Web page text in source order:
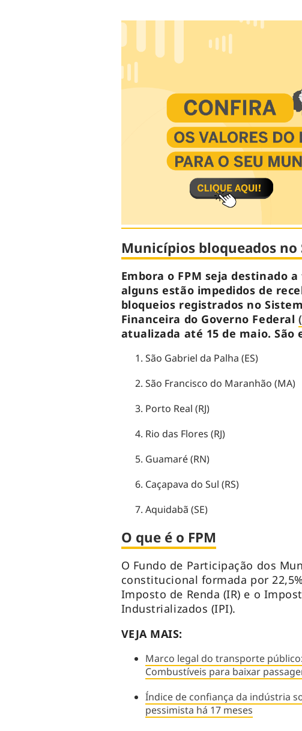
Municípios bloqueados no
Embora o FPM seja destinado
alguns estão impedidos de
bloqueios registrados no
Financeira do Governo Federal
atualizada até 15 de maio. São
São Gabriel da Palha (ES)
São Francisco do Maranhão (MA)
Porto Real (RJ)
Rio das Flores (RJ)
Guamaré (RN)
Caçapava do Sul (RS)
Aquidabã (SE)
O que é o FPM
O Fundo de Participação dos
constitucional formada por
Imposto de Renda (IR) e o
Industrializados (IPI).
VEJA MAIS:
Marco legal do transporte
Combustíveis para baixar
Índice de confiança da indústria
pessimista há 17 meses